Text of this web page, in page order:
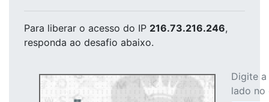
Para liberar o acesso do IP 216.73.216.246,
responda ao desafio abaixo.
Digite
lado no